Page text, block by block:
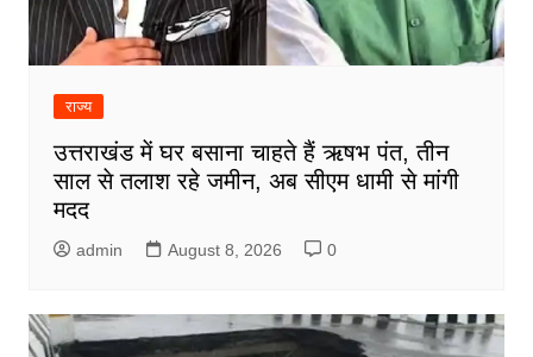
राज्य
उत्तराखंड में घर बसाना चाहते हैं ऋषभ पंत, तीन
साल से तलाश रहे जमीन, अब सीएम धामी से मांगी
मदद
admin August 8, 2026 0